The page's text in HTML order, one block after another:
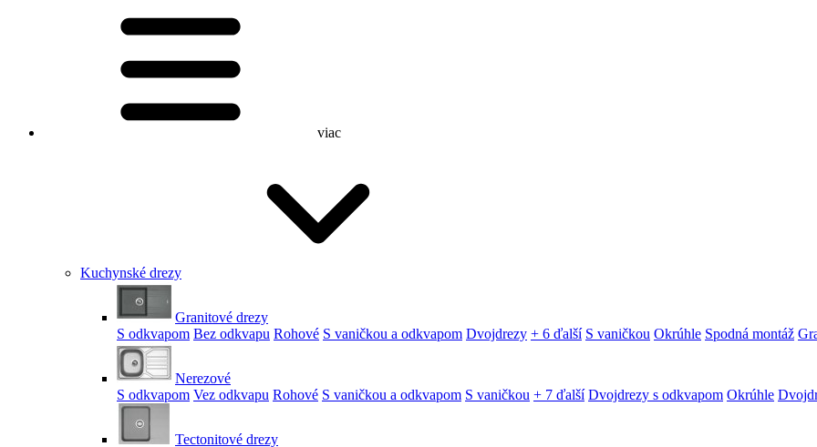
viac
Kuchynské drezy
Granitové drezy
S odkvapom Bez odkvapu Rohové S vaničkou a odkvapom Dvojdrezy + 6 ďalší S vaničkou Okrúhle Spodná montáž
Nerezové
S odkvapom Vez odkvapu Rohové S vaničkou a odkvapom S vaničkou + 7 ďalší Dvojdrezy s odkvapom Okrúhle
Tectonitové drezy